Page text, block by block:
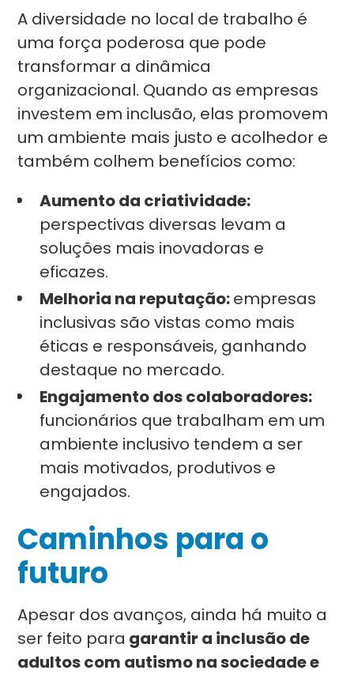
A diversidade no local de trabalho é
uma força poderosa que pode
transformar a dinâmica
organizacional. Quando as empresas
investem em inclusão, elas promovem
um ambiente mais justo e acolhedor e
também colhem benefícios como:
Aumento da criatividade:
perspectivas diversas levam a
soluções mais inovadoras e
eficazes.
Melhoria na reputação:empresas
inclusivas são vistas como mais
éticas e responsáveis, ganhando
destaque no mercado.
Engajamento dos colaboradores:
funcionários que trabalham em um
ambiente inclusivo tendem a ser
mais motivados, produtivos e
engajados.
Caminhos para o
futuro
Apesar dos avanços, ainda há muito a
ser feito para garantir a inclusão de
adultos com autismo na sociedade e